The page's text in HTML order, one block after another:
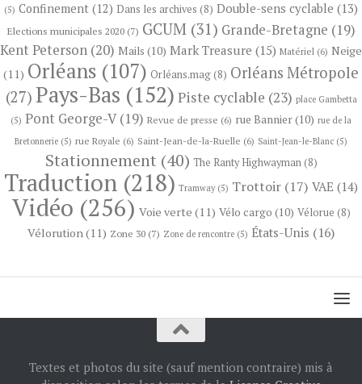
(5) Confinement (12) Dans les archives (8) Double-sens cyclable (13)
Elections municipales 2020(7) GCUM(31) Grande-Bretagne (19)
Kent Peterson (20) Mails (10) Mark Treasure (15) Matériel (6) Neige
(11) Orléans (107) Orléans.mag (8) Orléans Métropole
(27) Pays-Bas (152) Piste cyclable (23) place Gambetta
(5) Pont George-V(19) Revue de presse (6) rue Bannier(10) rue de la
Bretonnerie (5) rue Royale (6) Saint-Jean-de-la-Ruelle (6) Saint-Jean-le-Blanc (5)
Stationnement (40) The Ranty Highwayman(8)
Traduction (218) Tramway(5) Trottoir (17) VAE (14)
Vidéo (256) Voie verte (11) Vélo cargo (10) Vélorue (8)
Vélorution(11) Zone 30 (7) Zone de rencontre (5) États-Unis (16)
Textes et photos du site (sauf mention contraire) mis à